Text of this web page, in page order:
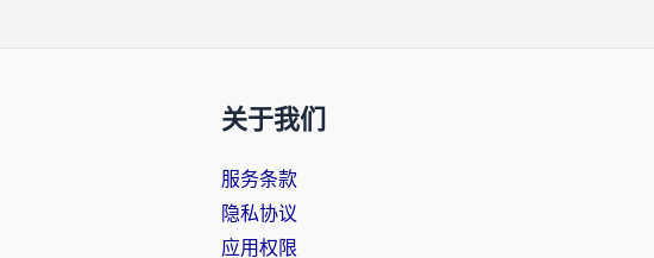
关于我们
服务条款
隐私协议
应用权限